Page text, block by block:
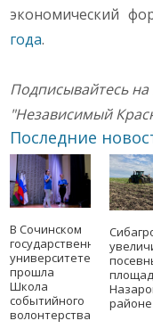
экономический
года.
Подписывайтесь
"Независимый
Последние
В Сочинском
государственном
университете
прошла
Школа
событийного
волонтерства
районе